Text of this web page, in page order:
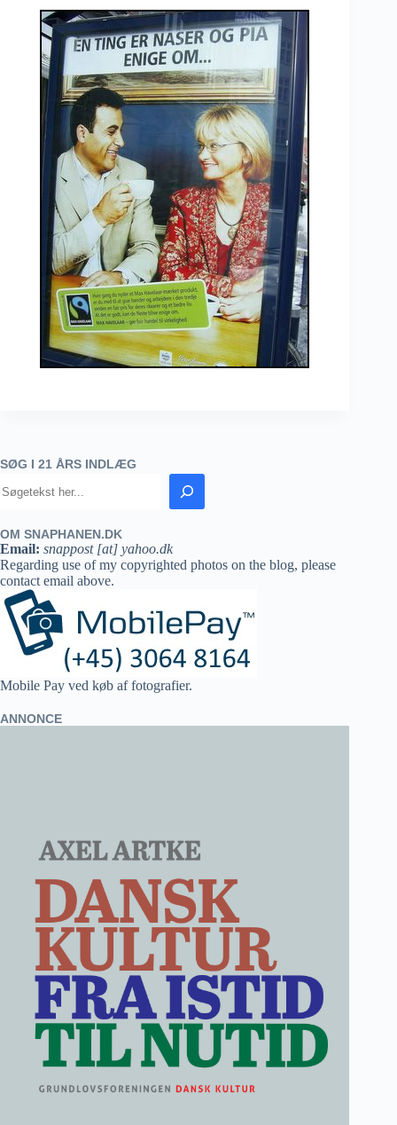
SØG I 21 ÅRS INDLÆG
OM SNAPHANEN.DK
Email: snappost [at] yahoo.dk
Regarding use of my copyrighted photos on the blog, please
contact email above.
Mobile Pay ved køb af fotografier.
ANNONCE